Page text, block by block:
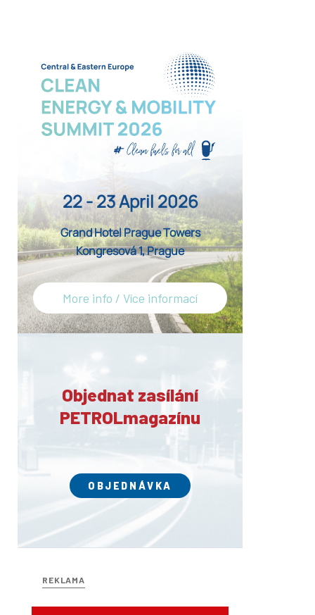
22 - 23 April 2026
Grand Hotel Prague Towers
Kongresová 1, Prague
More info / Více informací
Objednat zasílání
PETROLmagazínu
OBJEDNÁVKA
REKLAMA